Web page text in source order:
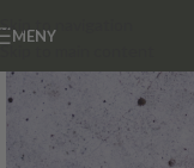
Skip to navigation
Skip to main content
MENY